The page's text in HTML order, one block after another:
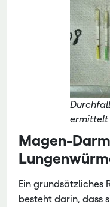
ermittelt
Magen-
Ein grundsätzliches
besteht darin, dass